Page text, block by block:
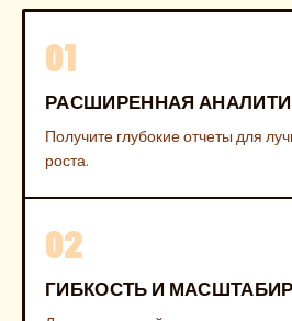
01
РАСШИРЕННАЯ
Получите глубокие отчеты для
роста.
02
ГИБКОСТЬ И